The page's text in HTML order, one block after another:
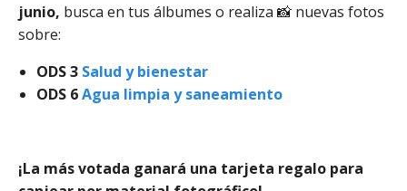
junio, busca en tus álbumes o realiza 📸 nuevas fotos
sobre:
ODS 3 Salud y bienestar
ODS 6Agua limpia y saneamiento
¡La más votada ganará una tarjeta regalo para